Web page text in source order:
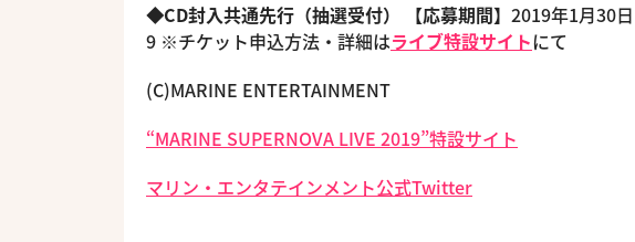
◆CD封入共通先行（抽選受付） 【応募期間】 2019年1月30
9 ※チケット申込方法・詳細はライブ特設サイトにて
(C)MARINE ENTERTAINMENT
“MARINE SUPERNOVA LIVE 2019”特設サイト
マリン・エンタテインメント公式Twitter